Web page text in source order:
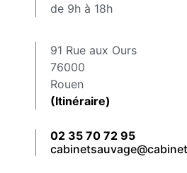
de 9h à 18h
91 Rue aux Ours
76000
Rouen
(Itinéraire)
02 35 70 72 95